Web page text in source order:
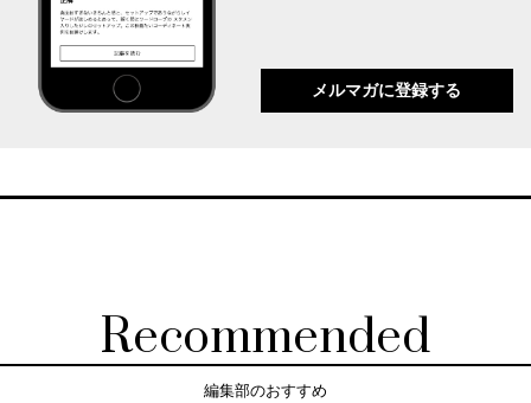
メルマガに登録する
Recommended
編集部のおすすめ